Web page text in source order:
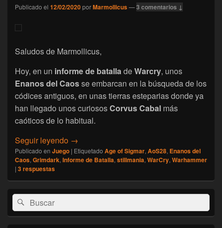
Publicado el 12/02/2020porMarmollicus—3 comentarios ↓
Saludos de Marmollicus,
Hoy, en un informe de batalladeWarcry, unos
Enanos del Caosse embarcan en la búsqueda de los
códices antiguos, en unas tierras esteparias donde ya
han llegado unos curiososCorvus Cabal más
caóticos de lo habitual.
Seguir leyendo [Warcry] Informe de batalla: Los códices
→
Publicado en Juego | Etiquetado Age of Sigmar, AoS28, Enanos del
Caos, Grimdark, Informe de Batalla, stillmania, WarCry, Warhammer
| 3respuestas
área
de
widget
Buscar
por:
Buscar